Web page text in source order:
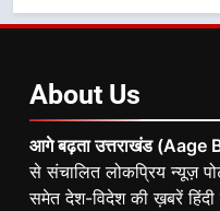
About Us
आगे बढ़ता उत्तराखंड
से संचालित लोकप्रिय न्यूज़
समेत देश-विदेश की ख़बरें हिंदी